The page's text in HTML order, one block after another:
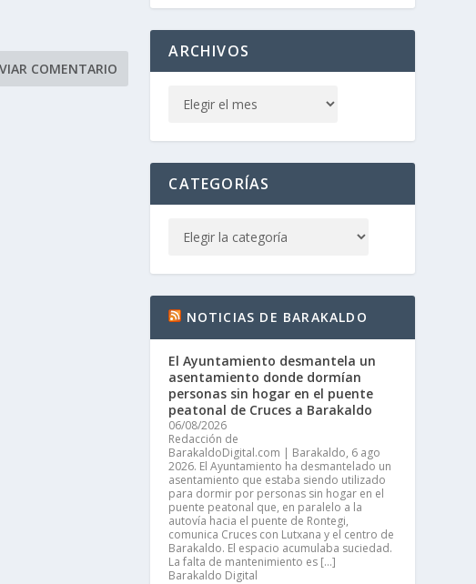
ARCHIVOS
CATEGORÍAS
NOTICIAS DE BARAKALDO
El Ayuntamiento desmantela un
asentamiento donde dormían
personas sin hogar en el puente
peatonal de Cruces a Barakaldo
06/08/2026
Redacción de
BarakaldoDigital.com | Barakaldo, 6 ago
2026. El Ayuntamiento ha desmantelado un
asentamiento que estaba siendo utilizado
para dormir por personas sin hogar en el
puente peatonal que, en paralelo a la
autovía hacia el puente de Rontegi,
comunica Cruces con Lutxana y el centro de
Barakaldo. El espacio acumulaba suciedad.
La falta de mantenimiento es […]
Barakaldo Digital